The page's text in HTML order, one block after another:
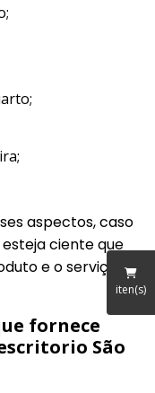
iten(s)
aspectos, caso
ciente que
e o serviço
fornece
São